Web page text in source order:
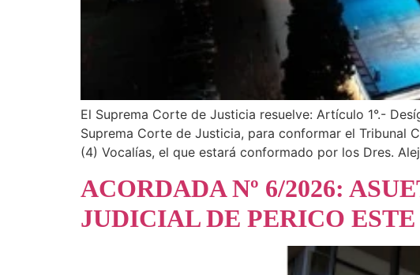
El Suprema Corte de Justicia resuelve: Artículo 1°.-
Suprema Corte de Justicia, para conformar el Tribunal
(4) Vocalías, el que estará conformado por los Dres.
ACORDADA Nº 6/2026:
JUDICIAL DE PERICO ESTE